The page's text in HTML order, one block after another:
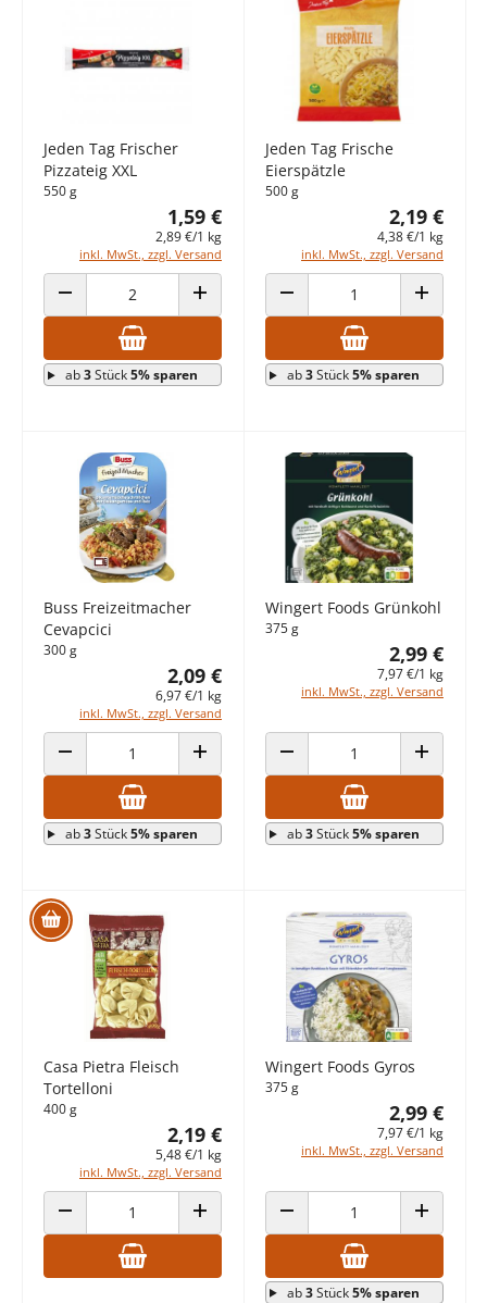
Jeden Tag Frischer
Pizzateig XXL
550 g
1,59 €
2,89 €/1 kg
inkl. MwSt., zzgl. Versand
ANZAHL VERRINGERN ANZAHL ERHÖHEN
ab3Stück5% sparen
Jeden Tag Frische
Eierspätzle
500 g
2,19 €
4,38 €/1 kg
inkl. MwSt., zzgl. Versand
ANZAHL VERRINGERN ANZAHL
ab3Stück5% sparen
Buss Freizeitmacher
Cevapcici
300 g
2,09 €
6,97 €/1 kg
inkl. MwSt., zzgl. Versand
ANZAHL VERRINGERN ANZAHL ERHÖHEN
ab3Stück5% sparen
Wingert Foods Grünkohl
375 g
2,99 €
7,97 €/1 kg
inkl. MwSt., zzgl. Versand
ANZAHL VERRINGERN ANZAHL
ab3Stück5% sparen
Casa Pietra Fleisch
Tortelloni
400 g
2,19 €
5,48 €/1 kg
inkl. MwSt., zzgl. Versand
ANZAHL VERRINGERN ANZAHL ERHÖHEN
Wingert Foods Gyros
375 g
2,99 €
7,97 €/1 kg
inkl. MwSt., zzgl. Versand
ANZAHL VERRINGERN ANZAHL
ab3Stück5% sparen